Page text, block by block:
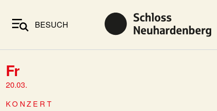
BESUCH
Fr
20.03.
KONZERT